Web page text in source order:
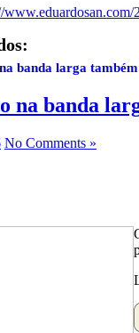
www.eduardosan.com/
banda larga também
na banda
No Comments »